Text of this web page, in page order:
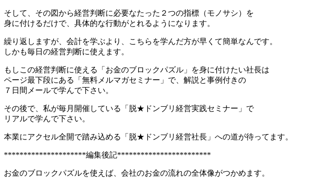
そして、その図から経営判断に必要なたった２つの指標（モノサシ）を
身に付けるだけで、具体的な行動がとれるようになります。
繰り返しますが、会計を学ぶより、こちらを学んだ方が早くて簡単なんです。
しかも毎日の経営判断に使えます。
もしこの経営判断に使える「お金のブロックパズル」を身に付けたい社長は
ページ最下段にある「無料メルマガセミナー」で、解説と事例付きの
７日間メールで学んで下さい。
その後で、私が毎月開催している「脱★ドンブリ経営実践セミナー」で
リアルで学んで下さい。
本業にアクセル全開で踏み込める「脱★ドンブリ経営社長」への道が待ってます。
*********************編集後記************************
お金のブロックパズルを使えば、会社のお金の流れの全体像がつかめます。